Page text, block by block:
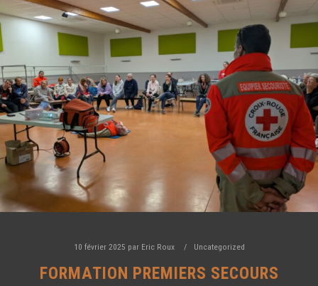
10 février 2025 par Eric Roux Uncategorized
FORMATION PREMIERS SECOURS